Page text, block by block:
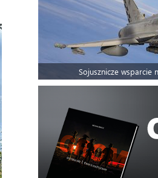
Sojusznicze wsparcie